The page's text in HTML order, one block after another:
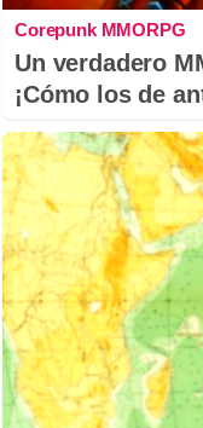
Corepunk MMORPG
Un verdadero
¡Cómo los de